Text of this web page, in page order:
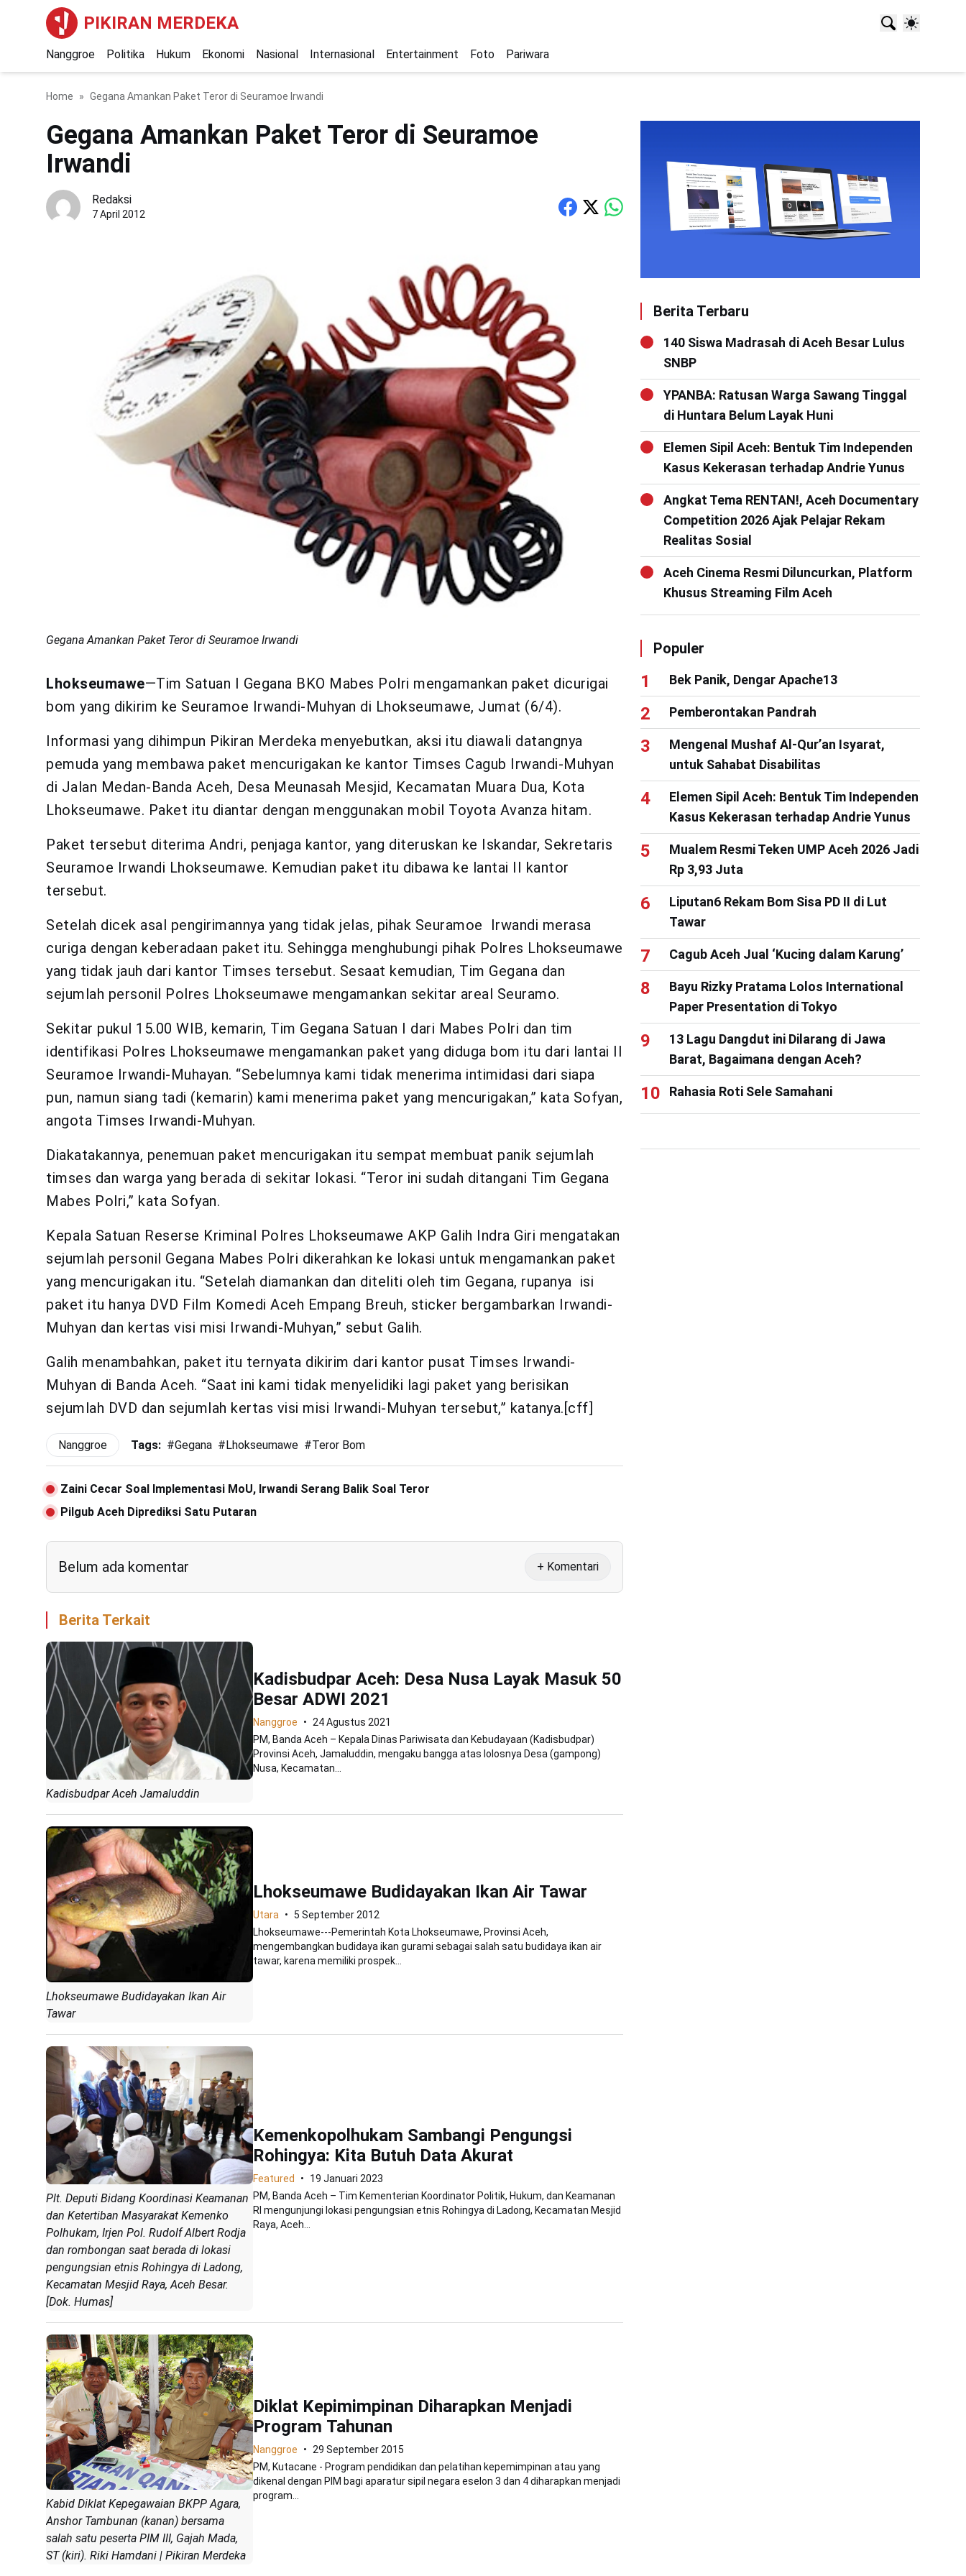
PIKIRAN MERDEKA
Nanggroe Politika Hukum Ekonomi Nasional Internasional Entertainment Foto Pariwara
Home Gegana Amankan Paket Teror di Seuramoe Irwandi
Gegana Amankan Paket Teror di Seuramoe
Irwandi
Redaksi
7 April 2012
Gegana Amankan Paket Teror di Seuramoe Irwandi
Lhokseumawe—Tim Satuan I Gegana BKO Mabes Polri mengamankan paket dicurigai
bom yang dikirim ke Seuramoe Irwandi-Muhyan di Lhokseumawe, Jumat (6/4).
Informasi yang dihimpun Pikiran Merdeka menyebutkan, aksi itu diawali datangnya
pemuda yang membawa paket mencurigakan ke kantor Timses Cagub Irwandi-Muhyan
di Jalan Medan-Banda Aceh, Desa Meunasah Mesjid, Kecamatan Muara Dua, Kota
Lhokseumawe. Paket itu diantar dengan menggunakan mobil Toyota Avanza hitam.
Paket tersebut diterima Andri, penjaga kantor, yang diteruskan ke Iskandar, Sekretaris
Seuramoe Irwandi Lhokseumawe. Kemudian paket itu dibawa ke lantai II kantor
tersebut.
Setelah dicek asal pengirimannya yang tidak jelas, pihak Seuramoe Irwandi merasa
curiga dengan keberadaan paket itu. Sehingga menghubungi pihak Polres Lhokseumawe
yang tidak jauh dari kantor Timses tersebut. Sesaat kemudian, Tim Gegana dan
sejumlah personil Polres Lhokseumawe mengamankan sekitar areal Seuramo.
Sekitar pukul 15.00 WIB, kemarin, Tim Gegana Satuan I dari Mabes Polri dan tim
identifikasi Polres Lhokseumawe mengamankan paket yang diduga bom itu dari lantai II
Seuramoe Irwandi-Muhayan. “Sebelumnya kami tidak menerima intimidasi dari siapa
pun, namun siang tadi (kemarin) kami menerima paket yang mencurigakan,” kata Sofyan,
angota Timses Irwandi-Muhyan.
Diakatakannya, penemuan paket mencurigakan itu sempat membuat panik sejumlah
timses dan warga yang berada di sekitar lokasi. “Teror ini sudah ditangani Tim Gegana
Mabes Polri,” kata Sofyan.
Kepala Satuan Reserse Kriminal Polres Lhokseumawe AKP Galih Indra Giri mengatakan
sejumlah personil Gegana Mabes Polri dikerahkan ke lokasi untuk mengamankan paket
yang mencurigakan itu. “Setelah diamankan dan diteliti oleh tim Gegana, rupanya isi
paket itu hanya DVD Film Komedi Aceh Empang Breuh, sticker bergambarkan Irwandi-
Muhyan dan kertas visi misi Irwandi-Muhyan,” sebut Galih.
Galih menambahkan, paket itu ternyata dikirim dari kantor pusat Timses Irwandi-
Muhyan di Banda Aceh. “Saat ini kami tidak menyelidiki lagi paket yang berisikan
sejumlah DVD dan sejumlah kertas visi misi Irwandi-Muhyan tersebut,” katanya.[cff]
Nanggroe Tags: #Gegana #Lhokseumawe #Teror Bom
Zaini Cecar Soal Implementasi MoU, Irwandi Serang Balik Soal Teror
Pilgub Aceh Diprediksi Satu Putaran
Belum ada komentar + Komentari
Berita Terkait
Kadisbudpar Aceh Jamaluddin
Kadisbudpar Aceh: Desa Nusa Layak Masuk 50
Besar ADWI 2021
Nanggroe
24 Agustus 2021
PM, Banda Aceh – Kepala Dinas Pariwisata dan Kebudayaan (Kadisbudpar)
Provinsi Aceh, Jamaluddin, mengaku bangga atas lolosnya Desa (gampong)
Nusa, Kecamatan...
Lhokseumawe Budidayakan Ikan Air
Tawar
Lhokseumawe Budidayakan Ikan Air Tawar
Utara
5 September 2012
Lhokseumawe---Pemerintah Kota Lhokseumawe, Provinsi Aceh,
mengembangkan budidaya ikan gurami sebagai salah satu budidaya ikan air
tawar, karena memiliki prospek...
Plt. Deputi Bidang Koordinasi Keamanan
dan Ketertiban Masyarakat Kemenko
Polhukam, Irjen Pol. Rudolf Albert Rodja
dan rombongan saat berada di lokasi
pengungsian etnis Rohingya di Ladong,
Kecamatan Mesjid Raya, Aceh Besar.
[Dok. Humas]
Kemenkopolhukam Sambangi Pengungsi
Rohingya: Kita Butuh Data Akurat
Featured
19 Januari 2023
PM, Banda Aceh – Tim Kementerian Koordinator Politik, Hukum, dan Keamanan
RI mengunjungi lokasi pengungsian etnis Rohingya di Ladong, Kecamatan Mesjid
Raya, Aceh...
Kabid Diklat Kepegawaian BKPP Agara,
Anshor Tambunan (kanan) bersama
salah satu peserta PIM III, Gajah Mada,
ST (kiri). Riki Hamdani | Pikiran Merdeka
Diklat Kepimimpinan Diharapkan Menjadi
Program Tahunan
Nanggroe
29 September 2015
PM, Kutacane - Program pendidikan dan pelatihan kepemimpinan atau yang
dikenal dengan PIM bagi aparatur sipil negara eselon 3 dan 4 diharapkan menjadi
program...
Berita Terbaru
140 Siswa Madrasah di Aceh Besar Lulus
SNBP
YPANBA: Ratusan Warga Sawang Tinggal
di Huntara Belum Layak Huni
Elemen Sipil Aceh: Bentuk Tim Independen
Kasus Kekerasan terhadap Andrie Yunus
Angkat Tema RENTAN!, Aceh Documentary
Competition 2026 Ajak Pelajar Rekam
Realitas Sosial
Aceh Cinema Resmi Diluncurkan, Platform
Khusus Streaming Film Aceh
Populer
Bek Panik, Dengar Apache13
Pemberontakan Pandrah
Mengenal Mushaf Al-Qur’an Isyarat,
untuk Sahabat Disabilitas
Elemen Sipil Aceh: Bentuk Tim Independen
Kasus Kekerasan terhadap Andrie Yunus
Mualem Resmi Teken UMP Aceh 2026 Jadi
Rp 3,93 Juta
Liputan6 Rekam Bom Sisa PD II di Lut
Tawar
Cagub Aceh Jual ‘Kucing dalam Karung’
Bayu Rizky Pratama Lolos International
Paper Presentation di Tokyo
13 Lagu Dangdut ini Dilarang di Jawa
Barat, Bagaimana dengan Aceh?
Rahasia Roti Sele Samahani